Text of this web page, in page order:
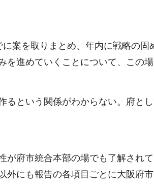
案を取りまとめ、年内に戦略の
進めていくことについて、この場
という関係がわからない。府と
府市統合本部の場でも了解され
にも報告の各項目ごとに大阪府